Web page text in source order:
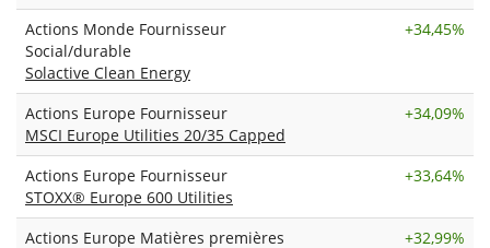
Actions Monde Fournisseur
Social/durable
Solactive Clean Energy
+34,45%
Actions Europe Fournisseur
MSCI Europe Utilities 20/35 Capped
+34,09%
Actions Europe Fournisseur
STOXX® Europe 600 Utilities
+33,64%
Actions Europe Matières premières
+32,99%